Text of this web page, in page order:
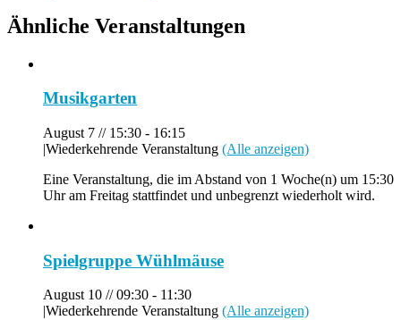
Ähnliche Veranstaltungen
Musikgarten
August 7 // 15:30 - 16:15
|Wiederkehrende Veranstaltung (Alle anzeigen)
Eine Veranstaltung, die im Abstand von 1 Woche(n) um 15:30
Uhr am Freitag stattfindet und unbegrenzt wiederholt wird.
Spielgruppe Wühlmäuse
August 10 // 09:30 - 11:30
|Wiederkehrende Veranstaltung (Alle anzeigen)